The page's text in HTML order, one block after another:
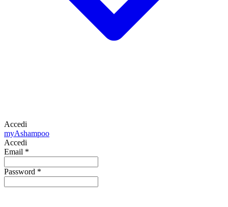
Accedi
myAshampoo
Accedi
Email *
Password *